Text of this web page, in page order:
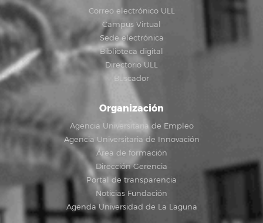
Correo electrónico ULL
Campus Virtual
Sede electrónica
Biblioteca digital
Directorio ULL
Buscador
Organización
Agencia Universitaria de Empleo
Agencia Universitaria de Innovación
Área de formación
Dirección Gerencia
Portal de transparencia
Noticias Fundación
Agenda Universidad de La Laguna